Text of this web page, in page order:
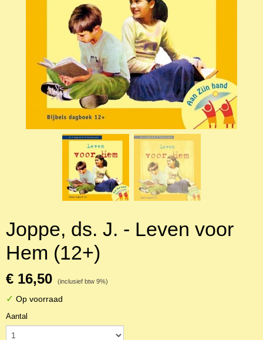
Joppe, ds. J. - Leven voor
Hem (12+)
€ 16,50 (inclusief btw 9%)
✓ Op voorraad
Aantal